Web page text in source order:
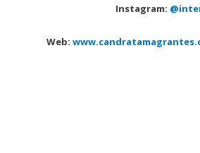
Instagram:
Web: